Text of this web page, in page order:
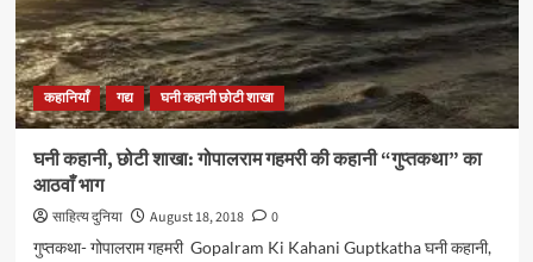
का
अंतिम
भाग
कहानियाँ गद्य घनी कहानी छोटी शाखा
घनी कहानी, छोटी शाखा: गोपालराम गहमरी की कहानी “गुप्तकथा” का
आठवाँ भाग
साहित्य दुनिया August 18, 2018
0
गुप्तकथा- गोपालराम गहमरी Gopalram Ki Kahani Guptkatha घनी कहानी,